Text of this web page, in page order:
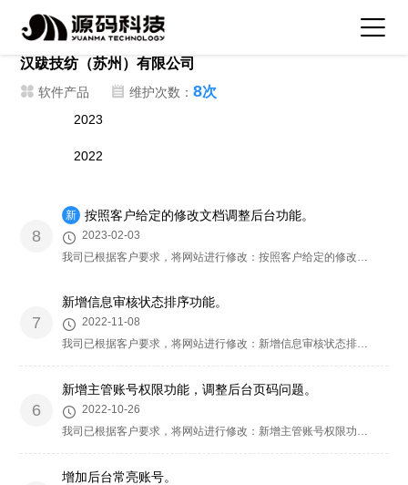
汉跋技纺（苏州）有限公司
软件产品 维护次数：8次
2023
2022
8
新 按照客户给定的修改文档调整后台功能。
2023-02-03
我司已根据客户要求，将网站进行修改：按照客户给定的修改文档调整后台功能。请客户及时查看，如有其它问题，欢迎联系我们，技术会及时为您安排处理
7
新增信息审核状态排序功能。
2022-11-08
我司已根据客户要求，将网站进行修改：新增信息审核状态排序功能。请客户及时查看，如有其它问题，欢迎联系我们，技术会及时为您安排处理
6
新增主管账号权限功能，调整后台页码问题。
2022-10-26
我司已根据客户要求，将网站进行修改：新增主管账号权限功能，调整后台页码问题。请客户及时查看，如有其它问题，欢迎联系我们，技术会及时为您安排处理
增加后台常亮账号。